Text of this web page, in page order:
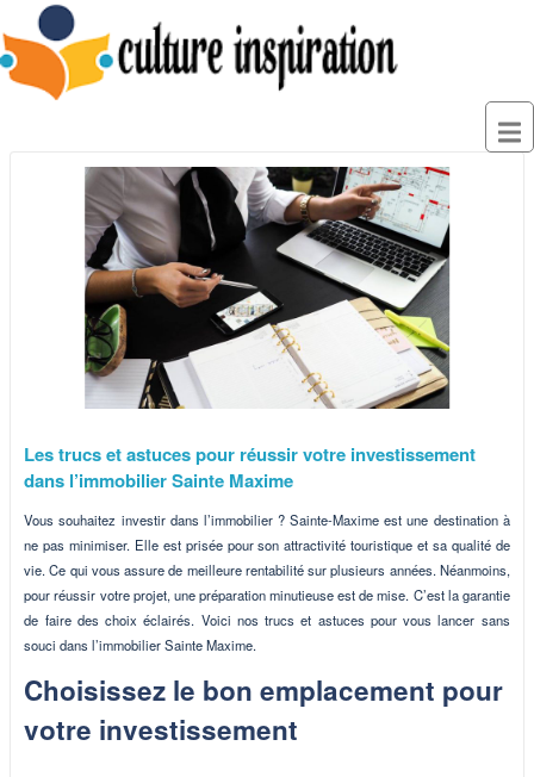
Les trucs et astuces pour réussir votre investissement
dans l’immobilier Sainte Maxime
Vous souhaitez investir dans l’immobilier ? Sainte-Maxime est une destination à
ne pas minimiser. Elle est prisée pour son attractivité touristique et sa qualité de
vie. Ce qui vous assure de meilleure rentabilité sur plusieurs années. Néanmoins,
pour réussir votre projet, une préparation minutieuse est de mise. C’est la garantie
de faire des choix éclairés. Voici nos trucs et astuces pour vous lancer sans
souci dans l’immobilier Sainte Maxime.
Choisissez le bon emplacement pour
votre investissement